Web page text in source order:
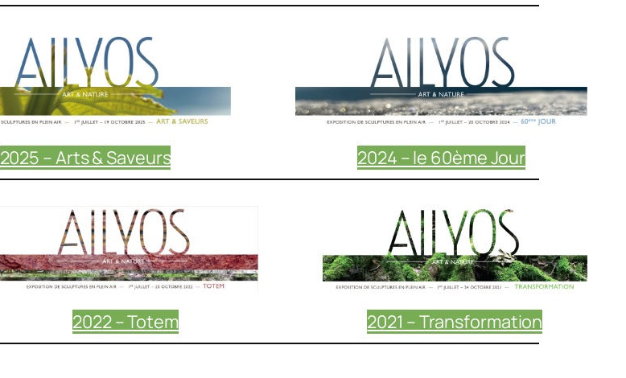
2025 – Arts & Saveurs 2024 – le 60ème Jour
2022 – Totem 2021 – Transformation